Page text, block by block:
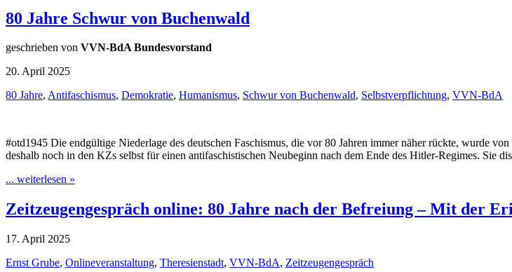
80 Jahre Schwur von Buchenwald
geschrieben von VVN-BdA Bundesvorstand
20. April 2025
80 Jahre, Antifaschismus, Demokratie, Humanismus, Schwur von Buchenwald, Selbstverpflichtung, VVN-BdA
#otd1945 Die endgültige Niederlage des deutschen Faschismus, die vor 80 Jahren immer näher rückte, wurde
deshalb noch in den KZs selbst für einen antifaschistischen Neubeginn nach dem Ende des Hitler-Regimes. Sie
... weiterlesen »
Zeitzeugengespräch online: 80 Jahre nach der Befreiung – Mit der
17. April 2025
Ernst Grube, Onlineveranstaltung, Theresienstadt, VVN-BdA, Zeitzeugengespräch